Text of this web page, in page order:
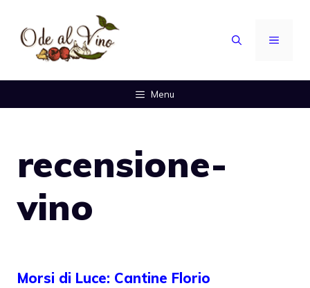
contenuto
MENU
Menu
recensione-
vino
Morsi di Luce: Cantine Florio